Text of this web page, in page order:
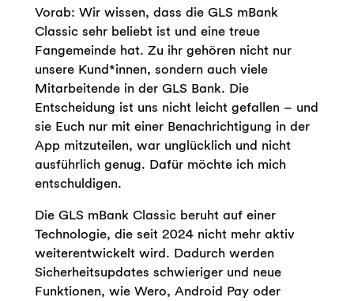
Vorab: Wir wissen, dass die GLS mBank
Classic sehr beliebt ist und eine treue
Fangemeinde hat. Zu ihr gehören nicht nur
unsere Kund*innen, sondern auch viele
Mitarbeitende in der GLS Bank. Die
Entscheidung ist uns nicht leicht gefallen – und
sie Euch nur mit einer Benachrichtigung in der
App mitzuteilen, war unglücklich und nicht
ausführlich genug. Dafür möchte ich mich
entschuldigen.
Die GLS mBank Classic beruht auf einer
Technologie, die seit 2024 nicht mehr aktiv
weiterentwickelt wird. Dadurch werden
Sicherheitsupdates schwieriger und neue
Funktionen, wie Wero, Android Pay oder